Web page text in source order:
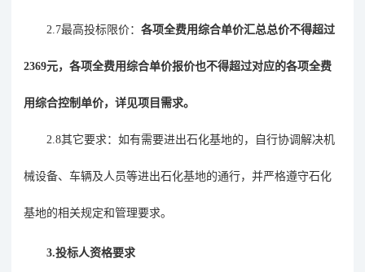
2.7最高投标限价： 各项全费用综合单价汇总总价不得超过
2369元，各项全费用综合单价报价也不得超过对应的各项全费
用综合控制单价，详见项目需求。
2.8其它要求： 如有需要进出石化基地的，自行协调解决机
械设备、车辆及人员等进出石化基地的通行，并严格遵守石化
基地的相关规定和管理要求。
3.投标人资格要求